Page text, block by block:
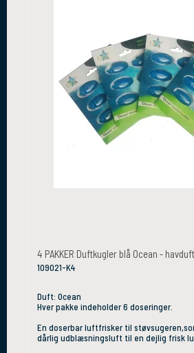
4 PAKKER Duftkugler blå Ocean - havduft
109021-K4
Duft: Ocean
Hver pakke indeholder 6 doseringer.
En doserbar luftfrisker til
dårlig udblæsningsluft til en dejlig frisk